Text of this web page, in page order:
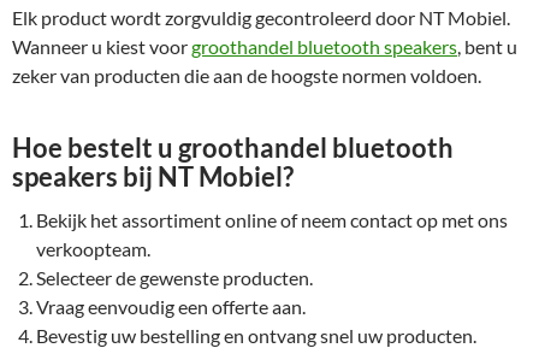
Elk product wordt zorgvuldig gecontroleerd door NT Mobiel.
Wanneer u kiest voorgroothandel bluetooth speakers, bent u
zeker van producten die aan de hoogste normen voldoen.
Hoe bestelt u groothandel bluetooth
speakers bij NT Mobiel?
Bekijk het assortiment online of neem contact op met ons
verkoopteam.
Selecteer de gewenste producten.
Vraag eenvoudig een offerte aan.
Bevestig uw bestelling en ontvang snel uw producten.